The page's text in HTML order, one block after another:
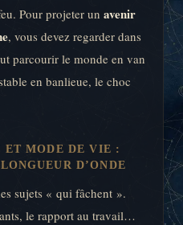
Pour projeter un avenir
, vous devez regarder dans
parcourir le monde en van
en banlieue, le choc
MODE DE VIE :
D’ONDE
sujets « qui fâchent ».
le rapport au travail…